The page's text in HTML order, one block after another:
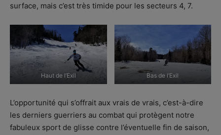
surface, mais c’est très timide pour les secteurs 4, 7.
Haut de l’Exil Bas de l’Exil
L’opportunité qui s’offrait aux vrais de vrais, c’est-à-dire
les derniers guerriers au combat qui protègent notre
fabuleux sport de glisse contre l’éventuelle fin de saison,